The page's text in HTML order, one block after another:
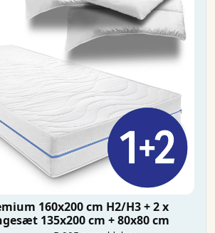
160x200 cm H2/H3 + 2 x
135x200 cm + 80x80 cm